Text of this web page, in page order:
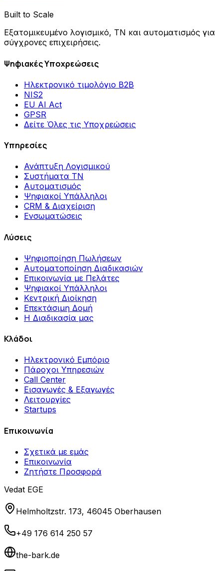
Built to Scale
Εξατομικευμένο λογισμικό, ΤΝ και αυτοματισμός για
σύγχρονες επιχειρήσεις.
Ψηφιακές Υποχρεώσεις
Ηλεκτρονικό τιμολόγιο B2B
NIS2
EU AI Act
GPSR
Δείτε Όλες τις Υποχρεώσεις
Υπηρεσίες
Ανάπτυξη Λογισμικού
Συστήματα ΤΝ
Αυτοματισμός
Ψηφιακοί Υπάλληλοι
CRM & Διαχείριση
Ενσωματώσεις
Λύσεις
Ψηφιοποίηση Πωλήσεων
Αυτοματοποίηση Διαδικασιών
Επικοινωνία με Πελάτες
Ψηφιακοί Υπάλληλοι
Κεντρική Διοίκηση
Επεκτάσιμη Δομή
Η Διαδικασία μας
Κλάδοι
Ηλεκτρονικό Εμπόριο
Πάροχοι Υπηρεσιών
Call Center
Εισαγωγές & Εξαγωγές
Λειτουργίες
Startups
Επικοινωνία
Σχετικά με εμάς
Επικοινωνία
Ζητήστε Προσφορά
Vedat EGE
Helmholtzstr. 173, 46045 Oberhausen
+49 176 614 250 57
the-bark.de